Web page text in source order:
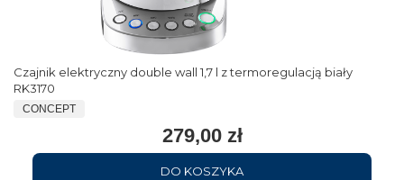
Czajnik elektryczny double wall 1,7 l z termoregulacją biały
RK3170
CONCEPT
279,00 zł
DO KOSZYKA